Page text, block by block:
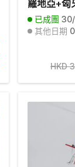
羅地亞+匈
牌東歐5國
天團【全
住宿五*
推薦餐、
塔特/古姆
安排多瑙
已成團 30/
其他日期
HKD